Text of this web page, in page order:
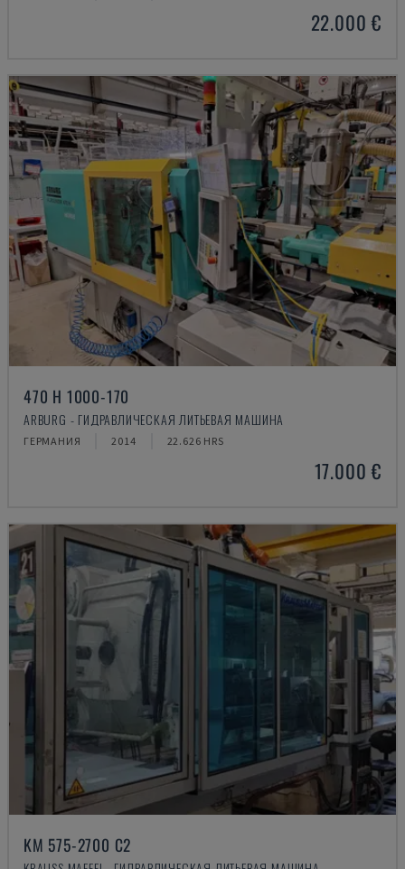
22.000 €
470 H 1000-170
ARBURG - ГИДРАВЛИЧЕСКАЯ ЛИТЬЕВАЯ МАШИНА
ГЕРМАНИЯ 2014 22.626 HRS
17.000 €
KM 575-2700 C2